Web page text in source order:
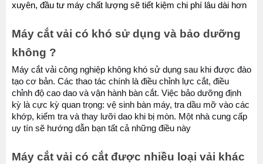
xuyên, đầu tư máy chất lượng sẽ tiết kiệm chi phí lâu dài hơn
Máy cắt vải có khó sử dụng và bảo dưỡng
không ?
Máy cắt vải công nghiệp không khó sử dụng sau khi được đào
tạo cơ bản. Các thao tác chính là điều chỉnh lực cắt, điều
chỉnh độ cao dao và vận hành bàn cắt. Việc bảo dưỡng định
kỳ là cực kỳ quan trọng: vệ sinh bàn máy, tra dầu mỡ vào các
khớp, kiểm tra và thay lưỡi dao khi bị mòn. Một nhà cung cấp
uy tín sẽ hướng dẫn bạn tất cả những điều này
Máy cắt vải có cắt được nhiều loại vải khác